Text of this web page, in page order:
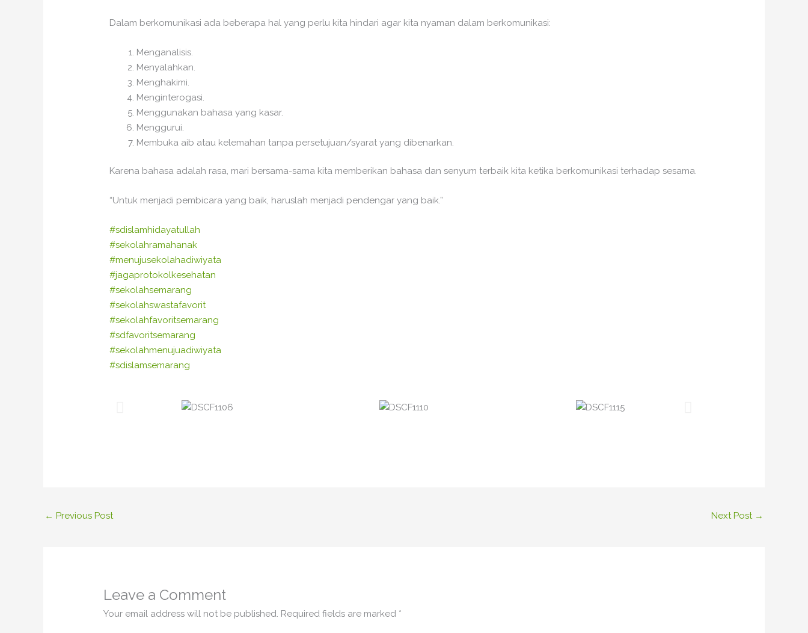
Dalam berkomunikasi ada beberapa hal yang perlu kita hindari agar kita nyaman dalam berkomunikasi:
Menganalisis.
Menyalahkan.
Menghakimi.
Menginterogasi.
Menggunakan bahasa yang kasar.
Menggurui.
Membuka aib atau kelemahan tanpa persetujuan/syarat yang dibenarkan.
Karena bahasa adalah rasa, mari bersama-sama kita memberikan bahasa dan senyum terbaik kita ketika berkomunikasi terhadap sesama.
“Untuk menjadi pembicara yang baik, haruslah menjadi pendengar yang baik.”
#sdislamhidayatullah
#sekolahramahanak
#menujusekolahadiwiyata
#jagaprotokolkesehatan
#sekolahsemarang
#sekolahswastafavorit
#sekolahfavoritsemarang
#sdfavoritsemarang
#sekolahmenujuadiwiyata
#sdislamsemarang
← Previous Post Next Post →
Leave a Comment
Your email address will not be published. Required fields are marked *